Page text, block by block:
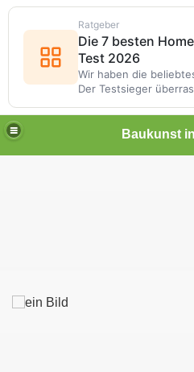
Baukunst
Ratgeber
Die 7 besten
Test 2026
Wir haben die
Der Testsieger